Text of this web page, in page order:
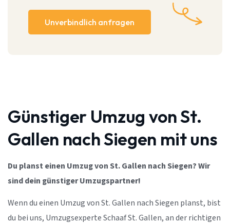
Unverbindlich anfragen
Günstiger Umzug von St.
Gallen nach Siegen mit uns
Du planst einen Umzug von St. Gallen nach Siegen? Wir
sind dein günstiger Umzugspartner!
Wenn du einen Umzug von St. Gallen nach Siegen planst, bist
du bei uns, Umzugsexperte Schaaf St. Gallen, an der richtigen